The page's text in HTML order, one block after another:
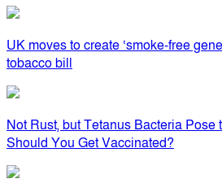
UK moves to create ‘smoke-free
tobacco bill
Not Rust, but Tetanus Bacteria Pose
Should You Get Vaccinated?